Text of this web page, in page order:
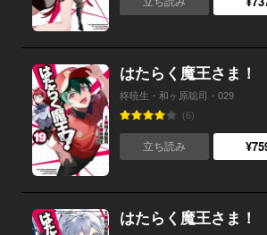
はたらく魔王さま
柊暁生・和ヶ原聡司・029
(6)
立ち読み
はたらく魔王さま！